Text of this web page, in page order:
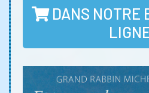
DANS NOTRE